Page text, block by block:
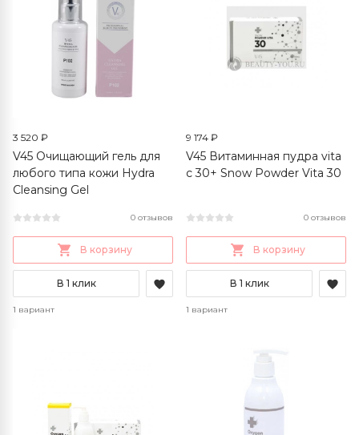
3 520 ₽
V45 Очищающий гель для
любого типа кожи Hydra
Cleansing Gel
0 отзывов
В корзину
В 1 клик
1 вариант
9 174 ₽
V45 Витаминная пудра vita
c 30+ Snow Powder Vita 30
0 отзывов
В корзину
В 1 клик
1 вариант